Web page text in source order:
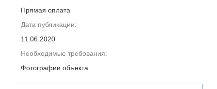
Прямая оплата
Дата публикации:
11.06.2020
Необходимые требования:
Фотографии объекта